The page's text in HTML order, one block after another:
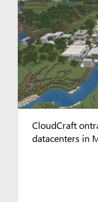
CloudCraft
datacenters in